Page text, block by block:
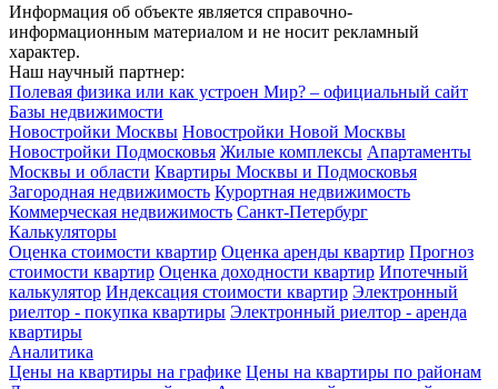
Информация об объекте является справочно-
информационным материалом и не носит рекламный
характер.
Наш научный партнер:
Полевая физика или как устроен Мир? – официальный сайт
Базы недвижимости
Новостройки Москвы Новостройки Новой Москвы
Новостройки Подмосковья Жилые комплексы Апартаменты
Москвы и области Квартиры Москвы и Подмосковья
Загородная недвижимость Курортная недвижимость
Коммерческая недвижимость Санкт-Петербург
Калькуляторы
Оценка стоимости квартир Оценка аренды квартир Прогноз
стоимости квартир Оценка доходности квартир Ипотечный
калькулятор Индексация стоимости квартир Электронный
риелтор - покупка квартиры Электронный риелтор - аренда
квартиры
Аналитика
Цены на квартиры на графике Цены на квартиры по районам